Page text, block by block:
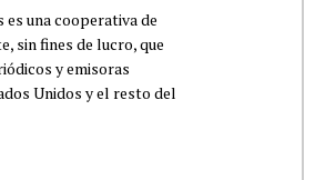
una cooperativa de
sin fines de lucro, que
y emisoras
Unidos y el resto del